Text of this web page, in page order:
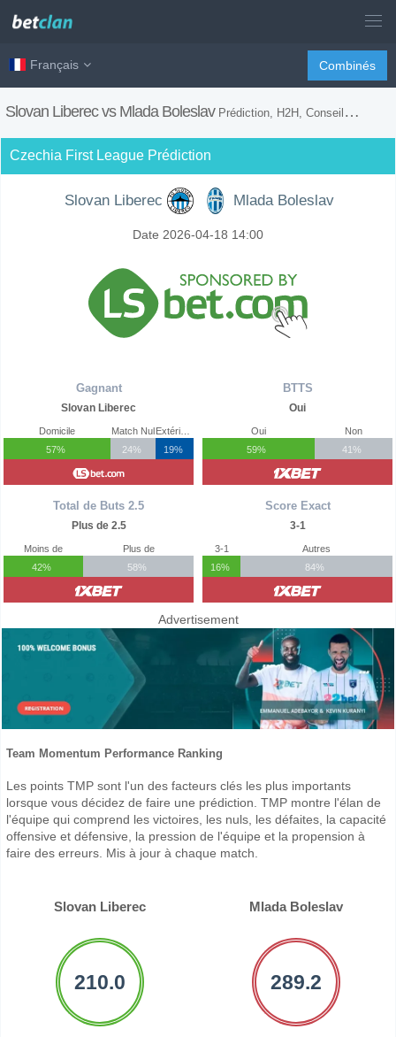
Français Combinés
Slovan Liberec vs Mlada Boleslav Prédiction, H2H, Conseils de Paris et Prévision du Match
Czechia First League Prédiction
Slovan Liberec Mlada Boleslav
Date 2026-04-18 14:00
Gagnant
Slovan Liberec
Domicile
57%
Match Nul
24%
19%
Total de Buts 2.5
Plus de 2.5
Moins de
42%
Plus de
58%
BTTS
Oui
Oui
59%
Non
41%
Score Exact
3-1
3-1
16%
Autres
84%
Advertisement
Team Momentum Performance Ranking
Les points TMP sont l'un des facteurs clés les plus importants
lorsque vous décidez de faire une prédiction. TMP montre l'élan de
l'équipe qui comprend les victoires, les nuls, les défaites, la capacité
offensive et défensive, la pression de l'équipe et la propension à
faire des erreurs. Mis à jour à chaque match.
Slovan Liberec Mlada Boleslav
210.0 289.2